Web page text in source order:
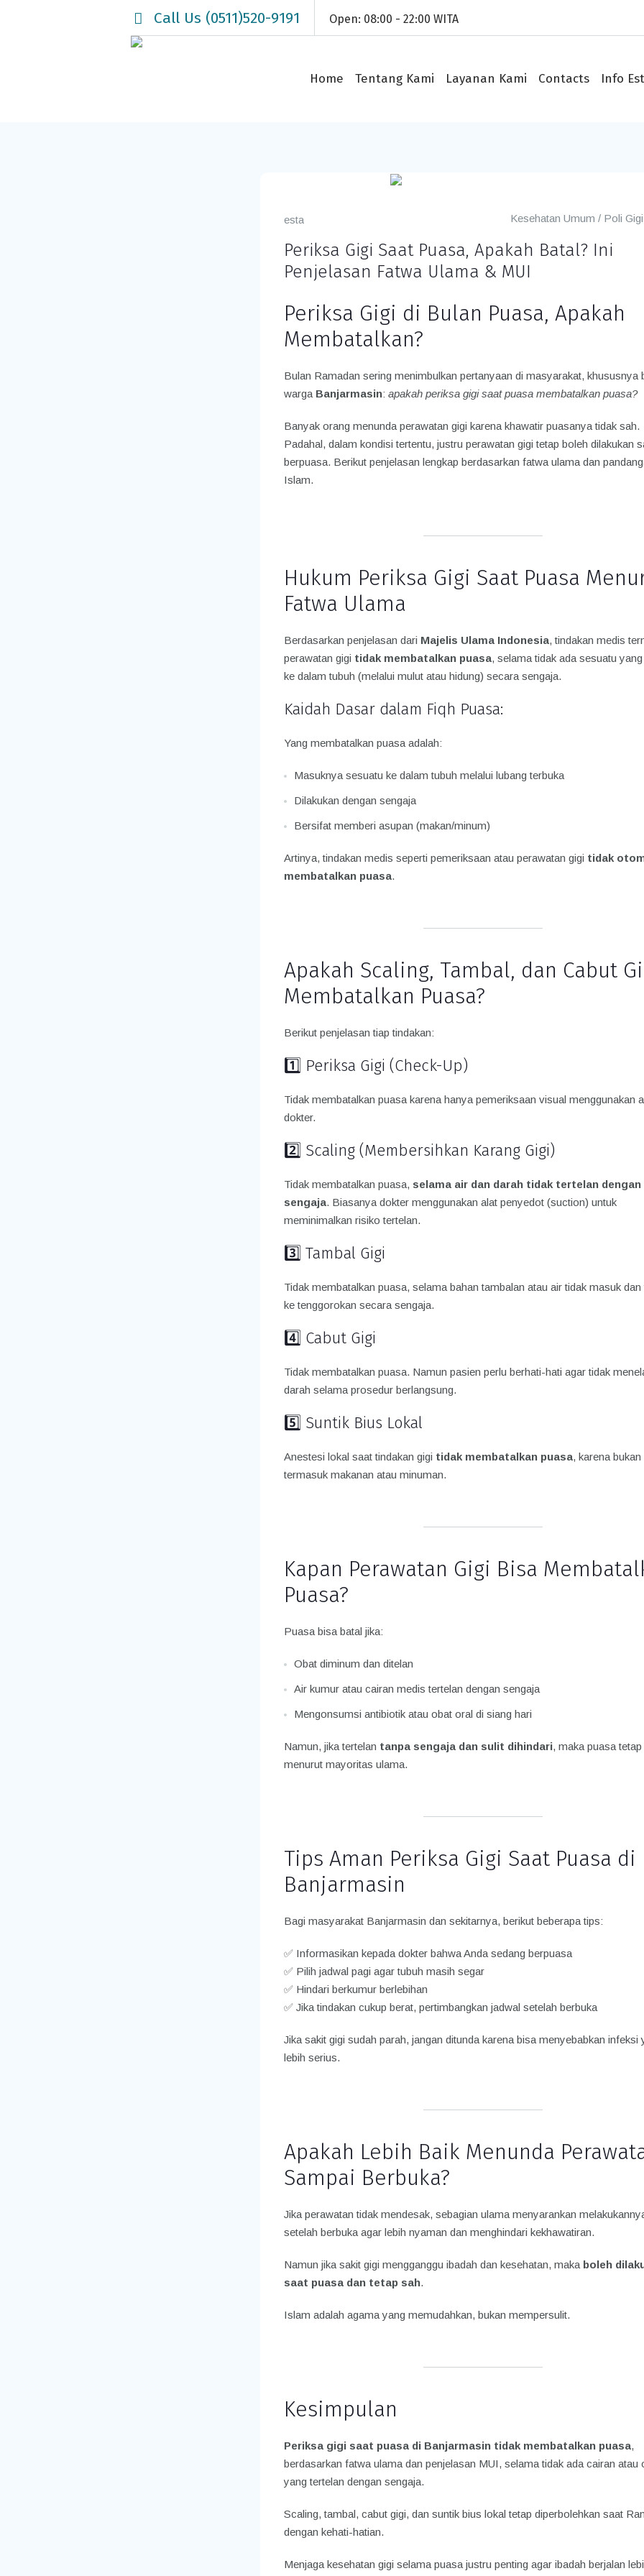
Call Us (0511)520-9191 Open: 08:00 - 22:00 WITA
Home Tentang Kami Layanan Kami Contacts Info
Kesehatan Umum / Poli
esta
Periksa Gigi Saat Puasa, Apakah Batal? Ini
Penjelasan Fatwa Ulama & MUI
Periksa Gigi di Bulan Puasa, Apakah
Membatalkan?
Bulan Ramadan sering menimbulkan pertanyaan di masyarakat, khususnya
warga Banjarmasin: apakah periksa gigi saat puasa membatalkan puasa?
Banyak orang menunda perawatan gigi karena khawatir puasanya tidak sah.
Padahal, dalam kondisi tertentu, justru perawatan gigi tetap boleh dilakukan
berpuasa. Berikut penjelasan lengkap berdasarkan fatwa ulama dan
Islam.
Hukum Periksa Gigi Saat Puasa
Fatwa Ulama
Berdasarkan penjelasan dari Majelis Ulama Indonesia, tindakan medis
perawatan gigi tidak membatalkan puasa, selama tidak ada sesuatu
ke dalam tubuh (melalui mulut atau hidung) secara sengaja.
Kaidah Dasar dalam Fiqh Puasa:
Yang membatalkan puasa adalah:
Masuknya sesuatu ke dalam tubuh melalui lubang terbuka
Dilakukan dengan sengaja
Bersifat memberi asupan (makan/minum)
Artinya, tindakan medis seperti pemeriksaan atau perawatan gigi tidak
membatalkan puasa.
Apakah Scaling, Tambal, dan Cabut
Membatalkan Puasa?
Berikut penjelasan tiap tindakan:
1️⃣ Periksa Gigi (Check-Up)
Tidak membatalkan puasa karena hanya pemeriksaan visual menggunakan
dokter.
2️⃣ Scaling (Membersihkan Karang Gigi)
Tidak membatalkan puasa, selama air dan darah tidak tertelan dengan
sengaja. Biasanya dokter menggunakan alat penyedot (suction) untuk
meminimalkan risiko tertelan.
3️⃣ Tambal Gigi
Tidak membatalkan puasa, selama bahan tambalan atau air tidak masuk dan
ke tenggorokan secara sengaja.
4️⃣ Cabut Gigi
Tidak membatalkan puasa. Namun pasien perlu berhati-hati agar tidak
darah selama prosedur berlangsung.
5️⃣ Suntik Bius Lokal
Anestesi lokal saat tindakan gigi tidak membatalkan puasa, karena bukan
termasuk makanan atau minuman.
Kapan Perawatan Gigi Bisa
Puasa?
Puasa bisa batal jika:
Obat diminum dan ditelan
Air kumur atau cairan medis tertelan dengan sengaja
Mengonsumsi antibiotik atau obat oral di siang hari
Namun, jika tertelan tanpa sengaja dan sulit dihindari, maka puasa
menurut mayoritas ulama.
Tips Aman Periksa Gigi Saat Puasa di
Banjarmasin
Bagi masyarakat Banjarmasin dan sekitarnya, berikut beberapa tips:
✅ Informasikan kepada dokter bahwa Anda sedang berpuasa
✅ Pilih jadwal pagi agar tubuh masih segar
✅ Hindari berkumur berlebihan
✅ Jika tindakan cukup berat, pertimbangkan jadwal setelah berbuka
Jika sakit gigi sudah parah, jangan ditunda karena bisa menyebabkan infeksi
lebih serius.
Apakah Lebih Baik Menunda
Sampai Berbuka?
Jika perawatan tidak mendesak, sebagian ulama menyarankan
setelah berbuka agar lebih nyaman dan menghindari kekhawatiran.
Namun jika sakit gigi mengganggu ibadah dan kesehatan, maka boleh
saat puasa dan tetap sah.
Islam adalah agama yang memudahkan, bukan mempersulit.
Kesimpulan
Periksa gigi saat puasa di Banjarmasin tidak membatalkan puasa,
berdasarkan fatwa ulama dan penjelasan MUI, selama tidak ada cairan atau
yang tertelan dengan sengaja.
Scaling, tambal, cabut gigi, dan suntik bius lokal tetap diperbolehkan saat
dengan kehati-hatian.
Menjaga kesehatan gigi selama puasa justru penting agar ibadah berjalan